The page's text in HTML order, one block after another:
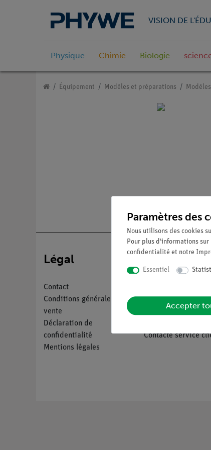
VISION DE
Physique Chimie Biologie
Équipement Modèles et préparations
Légal
Contact
Conditions générales de
vente
Déclaration de
confidentialité
Mentions légales
Service
Téléchargements
Contacte service
Paramètres des
Nous utilisons des cookies
Pour plus d'informations
confidentialité et notre
Essentiel
Accepter